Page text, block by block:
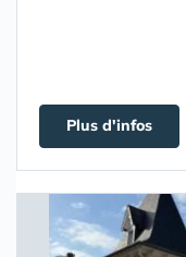
Plus d'infos